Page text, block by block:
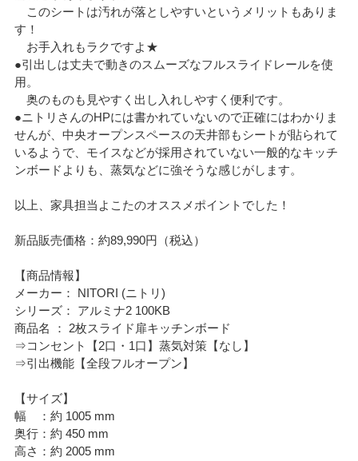
このシートは汚れが落としやすいというメリットもありま
す！
お手入れもラクですよ★
●引出しは丈夫で動きのスムーズなフルスライドレールを使
用。
奥のものも見やすく出し入れしやすく便利です。
●ニトリさんのHPには書かれていないので正確にはわかりま
せんが、中央オープンスペースの天井部もシートが貼られて
いるようで、モイスなどが採用されていない一般的なキッチ
ンボードよりも、蒸気などに強そうな感じがします。
以上、家具担当よこたのオススメポイントでした！
新品販売価格：約89,990円（税込）
【商品情報】
メーカー： NITORI (ニトリ)
シリーズ： アルミナ2 100KB
商品名 ： 2枚スライド扉キッチンボード
⇒コンセント【2口・1口】蒸気対策【なし】
⇒引出機能【全段フルオープン】
【サイズ】
幅 ：約 1005 mm
奥行：約 450 mm
高さ：約 2005 mm